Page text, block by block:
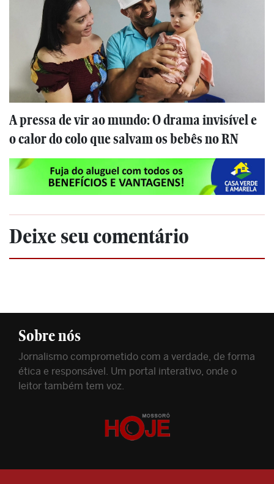
A pressa de vir ao mundo: O drama invisível e
o calor do colo que salvam os bebês no RN
Deixe seu comentário
Sobre nós
Jornalismo comprometido com a verdade, de forma
ética e responsável. Um portal interativo, onde o
leitor também tem voz.